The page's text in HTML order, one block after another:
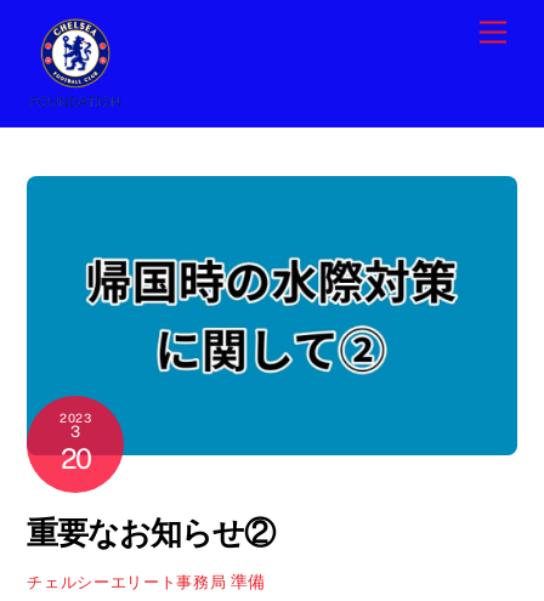
content
2023
3
20
重要なお知らせ②
チェルシーエリート事務局 準備